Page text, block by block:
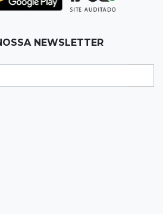
e sem CNH
federal
NEWSLETTER